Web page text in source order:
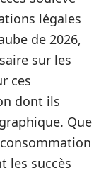
légales
de 2026,
sur les
ces
dont ils
Que
les succès